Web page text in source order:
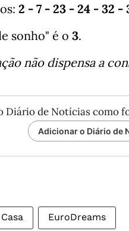
2 - 7 - 23 - 24 - 32 -
sonho" é o 3.
não dispensa a
Diário de Notícias como
Adicionar o Diário de
EuroDreams